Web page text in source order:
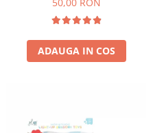
50,00 RON
ADAUGA IN COS